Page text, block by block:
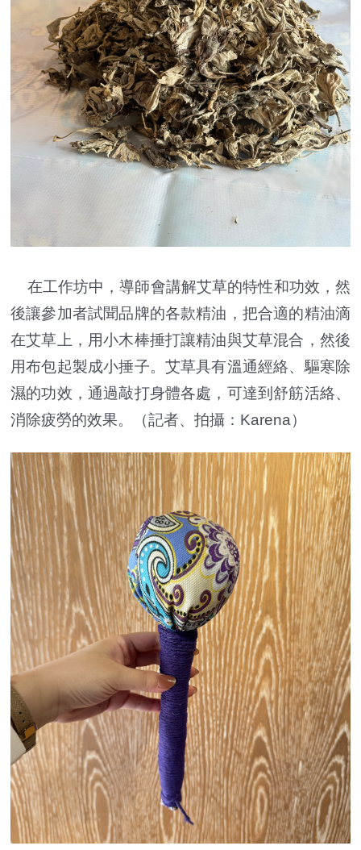
在工作坊中，導師會講解艾草的特性和功效，然
後讓參加者試聞品牌的各款精油，把合適的精油滴
在艾草上，用小木棒捶打讓精油與艾草混合，然後
用布包起製成小捶子。艾草具有溫通經絡、驅寒除
濕的功效，通過敲打身體各處，可達到舒筋活絡、
消除疲勞的效果。（記者、拍攝：Karena）